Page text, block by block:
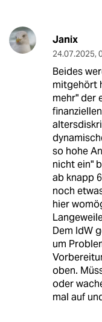
Janix
24.07.2025,
Beides
mitgehört
mehr" der
so hohe
nicht ein"
ab knapp
noch
hier
Dem IdW
um
oben.
oder
mal auf